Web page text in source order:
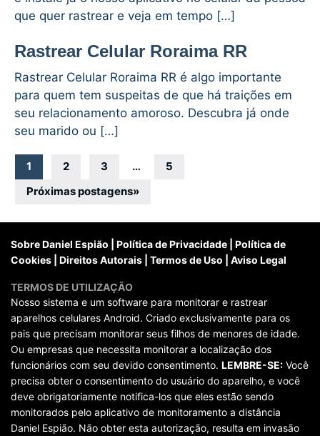
que quer rastrear e veja em tempo […]
Rastrear Celular Roraima RR
Rastrear Celular Roraima RR é algo importante
para quem tem suspeitas de que há traições em
seu relacionamento amoroso. Descubra já onde
seu marido ou […]
Navegação
por
posts
1 2 3 …
5
Próximas postagens»
Sobre Daniel Espião Política de Privacidade
Política de
Cookies
Direitos Autorais Termos de Uso Aviso Legal
TERMOS DE UTILIZAÇÃO
Nosso sistema e um software para monitorar e rastrear
aparelhos celulares Android. Criado exclusivamente para os
pais que precisam monitorar seus filhos de menores de idade.
Ou empresas que necessita monitorar a localização dos
funcionários com seu devido consentimento. LEMBRE-SE: Você
precisa obter o consentimento do usuário do aparelho, e você
deve obrigatoriamente notifica-los que eles estão sendo
monitorados pelo aplicativo de monitoramento a distância
Daniel Espião. Não obter esta autorização, resulta em invasão